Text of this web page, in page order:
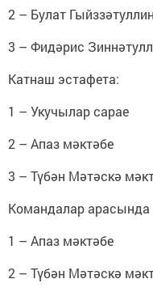
2 – Булат
3 – Фидәрис
Катнаш эстафета:
1 – Укучылар сарае
2 – Апаз мәктәбе
3 – Түбән Мәтәскә
Командалар арасында
1 – Апаз мәктәбе
2 – Түбән Мәтәскә